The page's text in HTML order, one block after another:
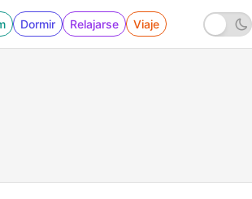
Dormir Relajarse Viaje